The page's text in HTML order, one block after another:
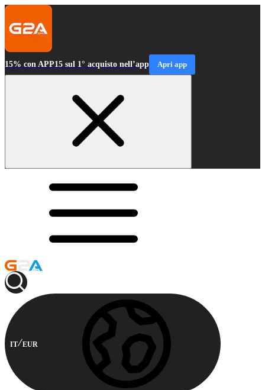
15% con APP15 sul 1° acquisto nell’app Apri app
IT EUR